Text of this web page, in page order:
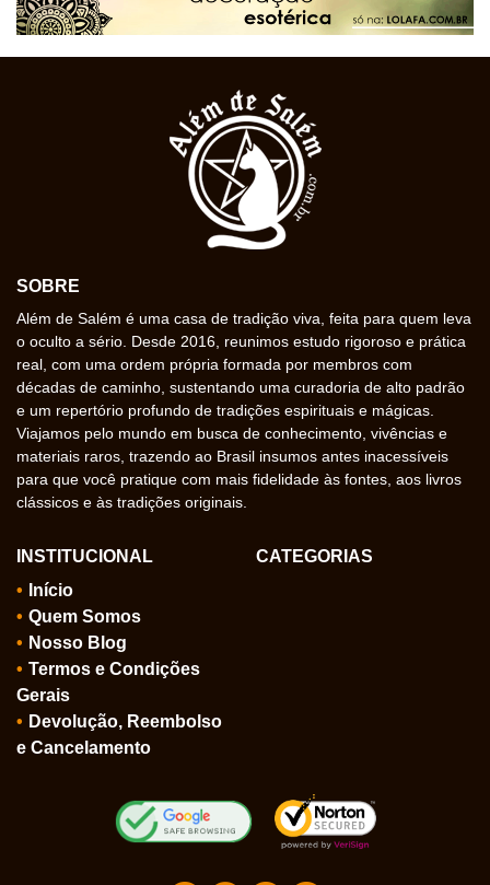
SOBRE
Além de Salém é uma casa de tradição viva, feita para quem leva
o oculto a sério. Desde 2016, reunimos estudo rigoroso e prática
real, com uma ordem própria formada por membros com
décadas de caminho, sustentando uma curadoria de alto padrão
e um repertório profundo de tradições espirituais e mágicas.
Viajamos pelo mundo em busca de conhecimento, vivências e
materiais raros, trazendo ao Brasil insumos antes inacessíveis
para que você pratique com mais fidelidade às fontes, aos livros
clássicos e às tradições originais.
INSTITUCIONAL
Início
Quem Somos
Nosso Blog
Termos e Condições
Gerais
Devolução, Reembolso
e Cancelamento
CATEGORIAS